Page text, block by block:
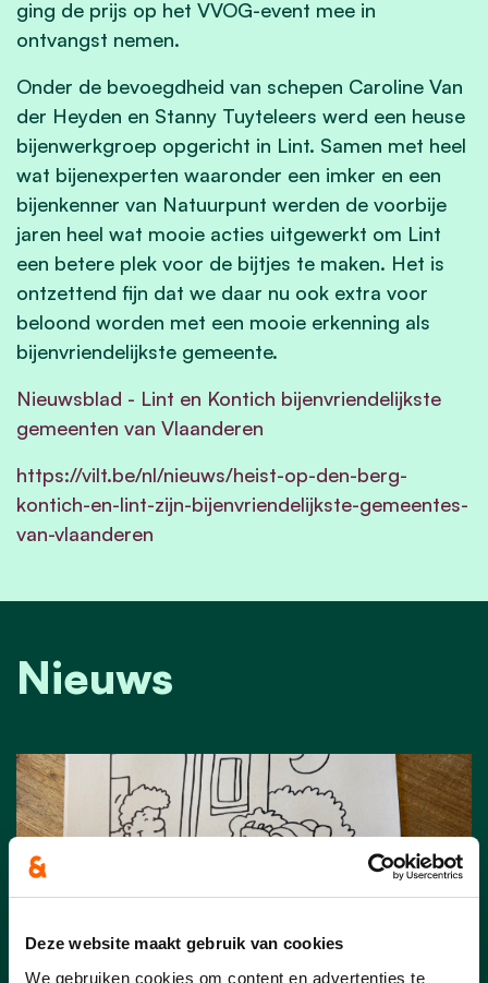
Deze website maakt gebruik van cookies
We gebruiken cookies om content en advertenties te
ging de prijs op het VVOG-event mee in
ontvangst nemen.
Onder de bevoegdheid van schepen Caroline Van
der Heyden en Stanny Tuyteleers werd een heuse
bijenwerkgroep opgericht in Lint. Samen met heel
wat bijenexperten waaronder een imker en een
bijenkenner van Natuurpunt werden de voorbije
jaren heel wat mooie acties uitgewerkt om Lint
een betere plek voor de bijtjes te maken. Het is
ontzettend fijn dat we daar nu ook extra voor
beloond worden met een mooie erkenning als
bijenvriendelijkste gemeente.
Nieuwsblad - Lint en Kontich bijenvriendelijkste
gemeenten van Vlaanderen
https://vilt.be/nl/nieuws/heist-op-den-berg-
kontich-en-lint-zijn-bijenvriendelijkste-gemeentes-
van-vlaanderen
Nieuws